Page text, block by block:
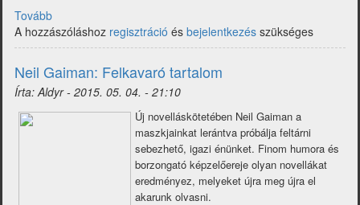
Tovább
hírek
a
fantasy-
piacról
2015.
20-
A hozzászóláshoz regisztráció és bejelentkezés szükséges
Neil Gaiman: Felkavaró tartalom
Írta:Aldyr- 2015. 05. 04. - 21:10
Új novelláskötetében Neil Gaiman a
maszkjainkat lerántva próbálja feltárni
sebezhető, igazi énünket. Finom humora és
borzongató képzelőereje olyan novellákat
eredményez, melyeket újra meg újra el
akarunk olvasni.